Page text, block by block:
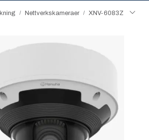
Nettverkskameraer XNV-6083Z